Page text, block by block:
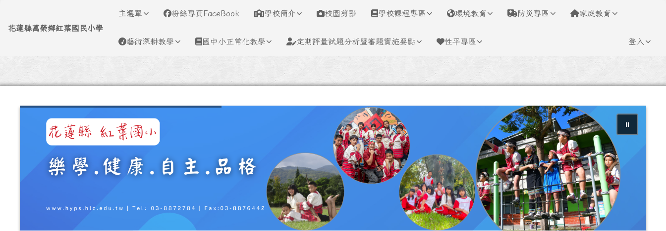
花蓮縣萬榮鄉紅葉國民小學
花蓮縣萬榮鄉紅葉國民小學
主選單 粉絲專頁FaceBook 學校簡介 校園剪影 學校課程專區 環境教育 防災專區 家庭教育
藝術深耕教學 國中小正常化教學 定期評量試題分析暨審題實施要點 性平專區 登入
⏸